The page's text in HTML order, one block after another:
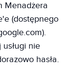
Menadżera
(dostępnego
usługi nie
hasła.